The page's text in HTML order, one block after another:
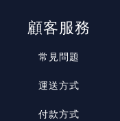
顧客服務
常見問題
運送方式
付款方式